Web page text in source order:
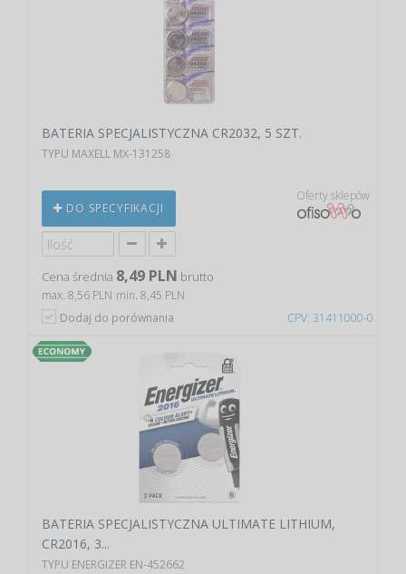
CPV: 31411000-0
BATERIA SPECJALISTYCZNA CR2032, 5 SZT.
TYPU MAXELL MX-131258
DO SPECYFIKACJI
Oferty sklepów
Cena średnia 8,49 PLN brutto
max. 8,56 PLN min. 8,45 PLN
Dodaj do porównania
BATERIA SPECJALISTYCZNA ULTIMATE LITHIUM,
CR2016, 3...
TYPU ENERGIZER EN-452662